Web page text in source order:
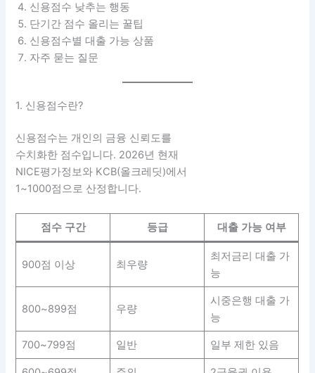
신용점수 낮추는 행동
단기간 점수 올리는 꿀팁
신용점수별 대출 가능 상품
자주 묻는 질문
1. 신용점수란?
신용점수는 개인의 금융 신뢰도를
수치화한 점수입니다. 2026년 현재
NICE평가정보와 KCB(올크레딧)에서
1~1000점으로 산정합니다.
점수 구간 등급 대출 가능 여부
900점 이상 최우량
최저금리 대출 가
능
800~899점 우량
시중은행 대출 가
능
700~799점 일반 일부 제한 있음